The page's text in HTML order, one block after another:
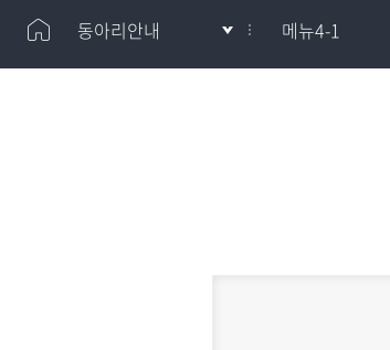
동아리안내 메뉴4-1